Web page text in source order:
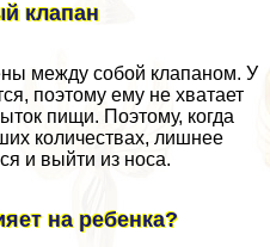
клапан
между собой клапаном. У
поэтому ему не хватает
пищи. Поэтому, когда
количествах, лишнее
и выйти из носа.
на ребенка?